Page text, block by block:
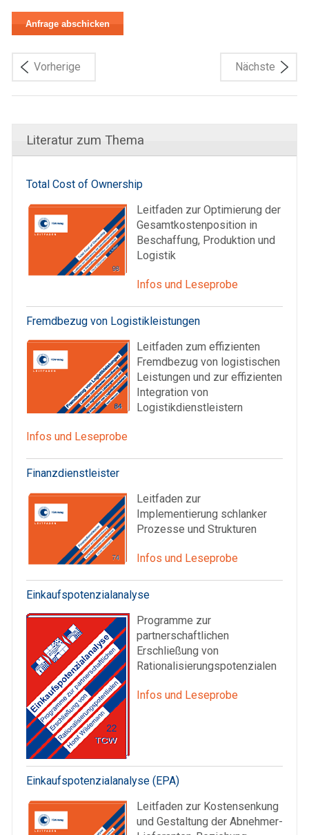
Vorherige Nächste
Literatur zum Thema
Total Cost of Ownership
Leitfaden zur Optimierung der
Gesamtkostenposition in
Beschaffung, Produktion und
Logistik
Infos und Leseprobe
Fremdbezug von Logistikleistungen
Leitfaden zum effizienten
Fremdbezug von logistischen
Leistungen und zur effizienten
Integration von
Logistikdienstleistern
Infos und Leseprobe
Finanzdienstleister
Leitfaden zur
Implementierung schlanker
Prozesse und Strukturen
Infos und Leseprobe
Einkaufspotenzialanalyse
Programme zur
partnerschaftlichen
Erschließung von
Rationalisierungspotenzialen
Infos und Leseprobe
Einkaufspotenzialanalyse (EPA)
Leitfaden zur Kostensenkung
und Gestaltung der Abnehmer-